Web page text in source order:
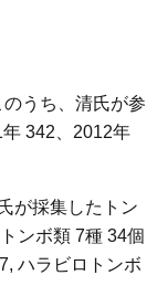
うち、清氏が参
342、2012年
が採集したトン
ンボ類 7種 34個
ハラビロトンボ